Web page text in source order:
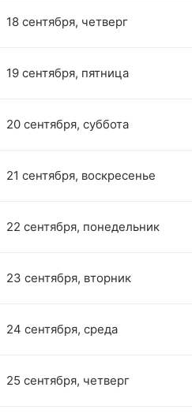
18 сентября, четверг
19 сентября, пятница
20 сентября, суббота
21 сентября, воскресенье
22 сентября, понедельник
23 сентября, вторник
24 сентября, среда
25 сентября, четверг